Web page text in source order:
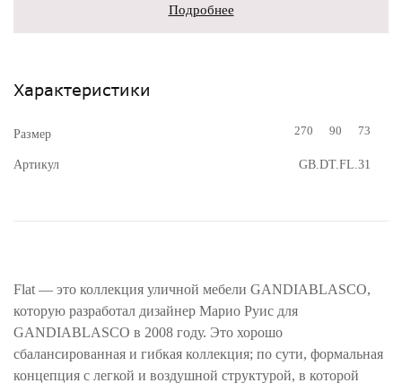
Подробнее
Характеристики
Размер 270 90 73
Артикул GB.DT.FL.31
Flat — это коллекция уличной мебели GANDIABLASCO,
которую разработал дизайнер Марио Руис для
GANDIABLASCO в 2008 году. Это хорошо
сбалансированная и гибкая коллекция; по сути, формальная
концепция с легкой и воздушной структурой, в которой